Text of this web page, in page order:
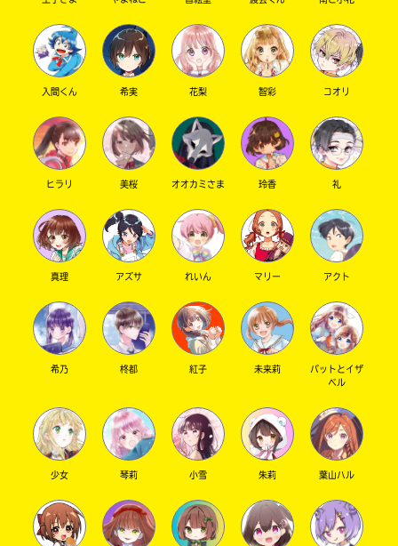
キーワードから探す
オフィシャルアカウント
SNSでシェアする
入間くん 希実 花梨 智彩 コオリ
ヒラリ 美桜 オオカミさま 玲香 礼
真理 アズサ れいん マリー アクト
希乃 柊都 紅子 未来莉
パットとイザ
ベル
少女 琴莉 小雪 朱莉 葉山ハル